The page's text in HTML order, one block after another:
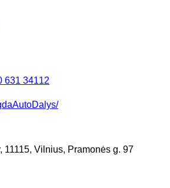
631 34112
11115, Vilnius, Pramonės g. 97